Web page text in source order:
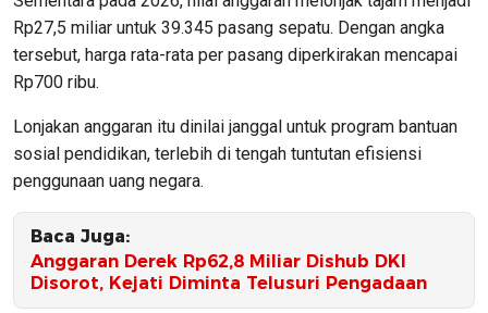
Rp27,5 miliar untuk 39.345 pasang sepatu. Dengan angka
tersebut, harga rata-rata per pasang diperkirakan mencapai
Rp700 ribu.
Lonjakan anggaran itu dinilai janggal untuk program bantuan
sosial pendidikan, terlebih di tengah tuntutan efisiensi
penggunaan uang negara.
Baca Juga:
Anggaran Derek Rp62,8 Miliar Dishub DKI
Disorot, Kejati Diminta Telusuri Pengadaan